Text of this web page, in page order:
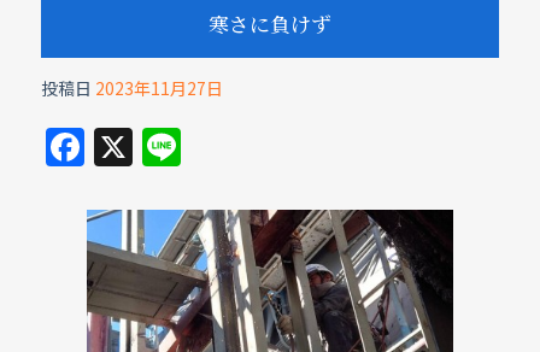
寒さに負けず
投稿日 2023年11月27日
F
a
c
e
b
o
X Li
e